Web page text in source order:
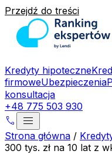
Przejdź do treści
Kredyty hipoteczne
firmoweUbezpieczenia
konsultacja
+48 775 503 930
phone menu
Strona główna /
300 tys. zł na 10 lat z